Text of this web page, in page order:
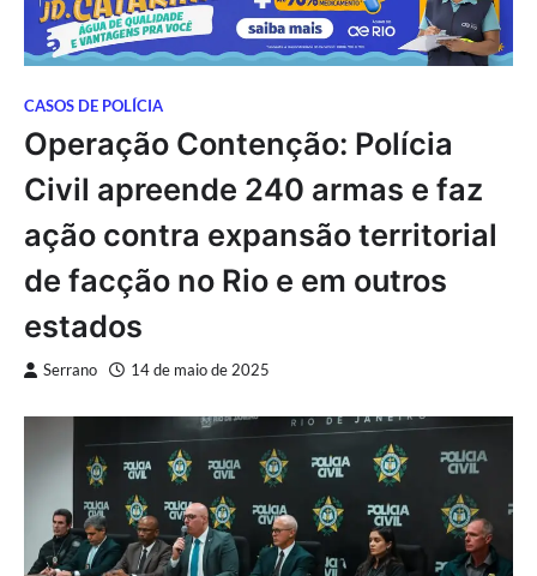
CASOS DE POLÍCIA
Operação Contenção: Polícia
Civil apreende 240 armas e faz
ação contra expansão territorial
de facção no Rio e em outros
estados
Serrano 14 de maio de 2025